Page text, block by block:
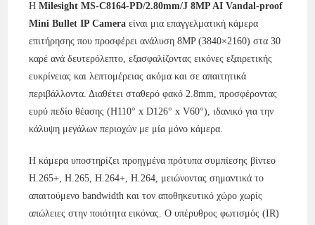
ΗMilesight MS-C8164-PD/2.80mm/J 8MP AI Vandal-proof
Mini Bullet IP Camera είναι μια επαγγελματική κάμερα
επιτήρησης που προσφέρει ανάλυση 8MP (3840×2160) στα 30
καρέ ανά δευτερόλεπτο, εξασφαλίζοντας εικόνες εξαιρετικής
ευκρίνειας και λεπτομέρειας ακόμα και σε απαιτητικά
περιβάλλοντα. Διαθέτει σταθερό φακό 2.8mm, προσφέροντας
ευρύ πεδίο θέασης (H110° x D126° x V60°), ιδανικό για την
κάλυψη μεγάλων περιοχών με μία μόνο κάμερα.
Η κάμερα υποστηρίζει προηγμένα πρότυπα συμπίεσης βίντεο
H.265+, H.265, H.264+, H.264, μειώνοντας σημαντικά το
απαιτούμενο bandwidth και τον αποθηκευτικό χώρο χωρίς
απώλειες στην ποιότητα εικόνας. Ο υπέρυθρος φωτισμός (IR)